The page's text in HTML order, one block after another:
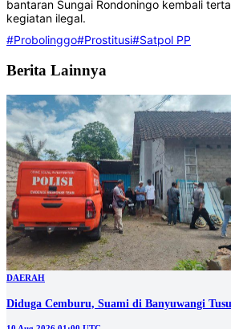
bantaran Sungai Rondoningo kembali
kegiatan ilegal.
#Probolinggo#Prostitusi#Satpol PP
Berita Lainnya
DAERAH
Diduga Cemburu, Suami di Banyuwangi